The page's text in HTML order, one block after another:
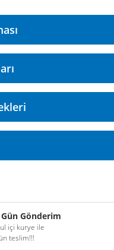
Gün Gönderim
içi kurye ile
teslim!!!